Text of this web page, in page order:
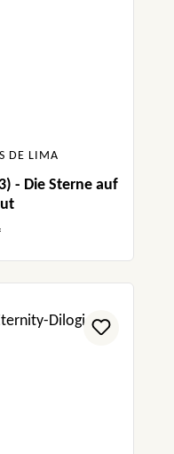
DE LIMA
- Die Sterne auf